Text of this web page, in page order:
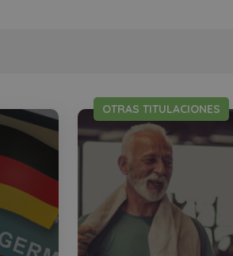
OTRAS TITULACIONES